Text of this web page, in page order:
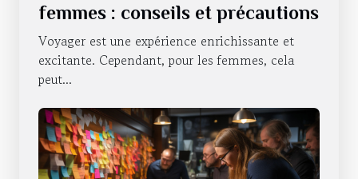
femmes : conseils et précautions
Voyager est une expérience enrichissante et
excitante. Cependant, pour les femmes, cela
peut...